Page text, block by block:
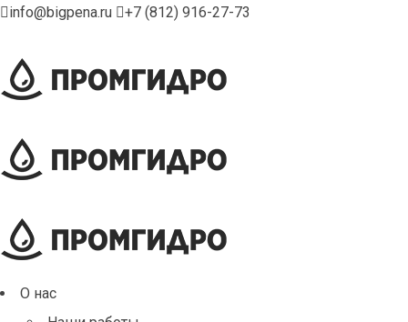
info@bigpena.ru +7 (812) 916-27-73
О нас